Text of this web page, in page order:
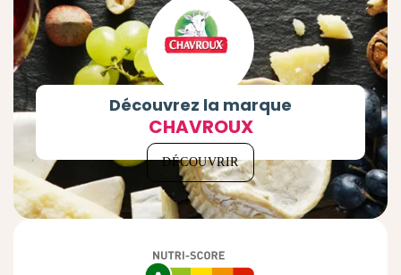
Découvrez la marque
CHAVROUX
DÉCOUVRIR